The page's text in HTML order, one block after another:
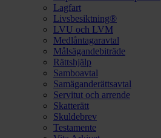
Lagfart
Livsbesiktning®
LVU och LVM
Medlåntagaravtal
Målsägandebiträde
Rättshjälp
Samboavtal
Samäganderättsavtal
Servitut och arrende
Skatterätt
Skuldebrev
Testamente